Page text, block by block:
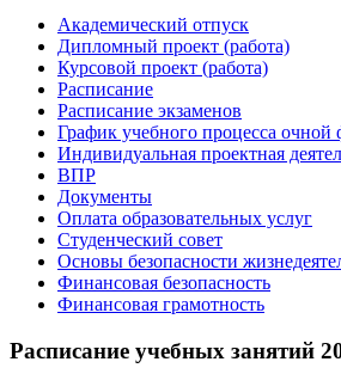
Академический отпуск
Дипломный проект (работа)
Курсовой проект (работа)
Расписание
Расписание экзаменов
График учебного процесса
Индивидуальная проектная
ВПР
Документы
Оплата образовательных услуг
Студенческий совет
Основы безопасности
Финансовая безопасность
Финансовая грамотность
Расписание учебных занятий